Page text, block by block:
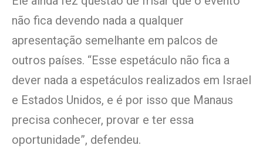
não fica devendo nada a qualquer
apresentação semelhante em palcos de
outros países. “Esse espetáculo não fica a
dever nada a espetáculos realizados em Israel
e Estados Unidos, e é por isso que Manaus
precisa conhecer, provar e ter essa
oportunidade”, defendeu.